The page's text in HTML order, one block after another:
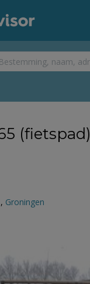
(fietspad)
Groningen